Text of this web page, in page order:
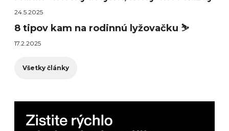
24.5.2025
8 tipov kam na rodinnú lyžovačku ⛷️
17.2.2025
Všetky články